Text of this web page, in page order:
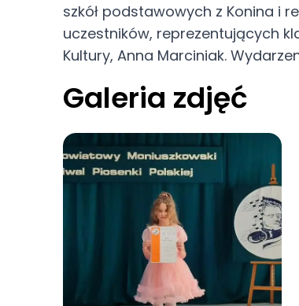
Mali
Moniuszki
szkół podstawowych z Konina i
uczestników, reprezentujących
Kultury, Anna Marciniak.
Galeria zdjęć